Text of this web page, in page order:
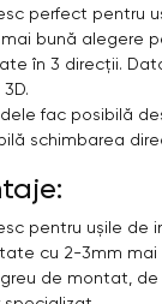
perfect pentru
bună alegere
în 3 direcții.
fac posibilă
schimbarea
pentru ușile de
cu 2-3mm
de montat,